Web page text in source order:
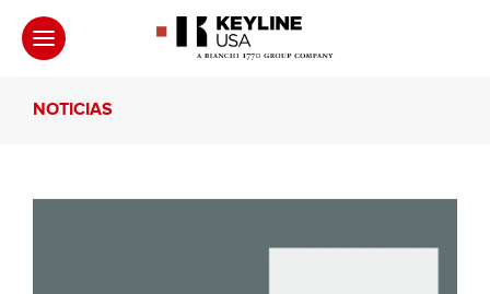
NOTICIAS